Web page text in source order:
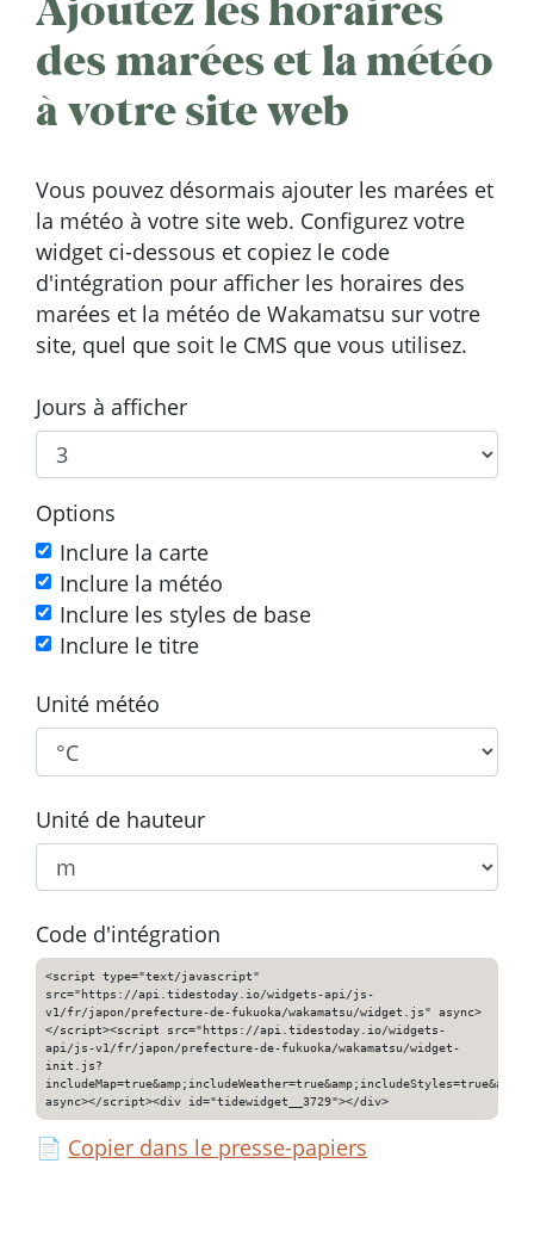
des marées et la météo
à votre site web
Vous pouvez désormais ajouter les marées et
la météo à votre site web. Configurez votre
widget ci-dessous et copiez le code
d'intégration pour afficher les horaires des
marées et la météo de Wakamatsu sur votre
site, quel que soit le CMS que vous utilisez.
Jours à afficher
Options
Inclure la carte
Inclure la météo
Inclure les styles de base
Inclure le titre
Unité météo
Unité de hauteur
Code d'intégration
<script type="text/javascript"
src="https://api.tidestoday.io/widgets-api/js-
v1/fr/japon/prefecture-de-fukuoka/wakamatsu/widget.js" async>
</script><script src="https://api.tidestoday.io/widgets-
api/js-v1/fr/japon/prefecture-de-fukuoka/wakamatsu/widget-
init.js?
async></script><div id="tidewidget__3729"></div>
📄 Copier dans le presse-papiers